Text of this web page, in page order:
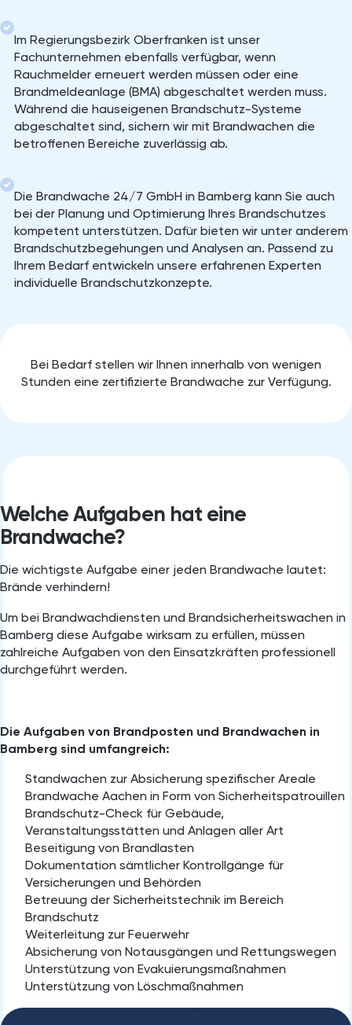
Im Regierungsbezirk Oberfranken ist unser
Fachunternehmen ebenfalls verfügbar, wenn
Rauchmelder erneuert werden müssen oder eine
Brandmeldeanlage (BMA) abgeschaltet werden muss.
Während die hauseigenen Brandschutz-Systeme
abgeschaltet sind, sichern wir mit Brandwachen die
betroffenen Bereiche zuverlässig ab.
Die Brandwache 24/7 GmbH in Bamberg kann Sie auch
bei der Planung und Optimierung Ihres Brandschutzes
kompetent unterstützen. Dafür bieten wir unter anderem
Brandschutzbegehungen und Analysen an. Passend zu
Ihrem Bedarf entwickeln unsere erfahrenen Experten
individuelle Brandschutzkonzepte.
Bei Bedarf stellen wir Ihnen innerhalb von wenigen
Stunden eine zertifizierte Brandwache zur Verfügung.
Welche Aufgaben hat eine
Brandwache?
Die wichtigste Aufgabe einer jeden Brandwache lautet:
Brände verhindern!
Um bei Brandwachdiensten und Brandsicherheitswachen in
Bamberg diese Aufgabe wirksam zu erfüllen, müssen
zahlreiche Aufgaben von den Einsatzkräften professionell
durchgeführt werden.
Die Aufgaben von Brandposten und Brandwachen in
Bamberg sind umfangreich:
Standwachen zur Absicherung spezifischer Areale
Brandwache Aachen in Form von Sicherheitspatrouillen
Brandschutz-Check für Gebäude,
Veranstaltungsstätten und Anlagen aller Art
Beseitigung von Brandlasten
Dokumentation sämtlicher Kontrollgänge für
Versicherungen und Behörden
Betreuung der Sicherheitstechnik im Bereich
Brandschutz
Weiterleitung zur Feuerwehr
Absicherung von Notausgängen und Rettungswegen
Unterstützung von Evakuierungsmaßnahmen
Unterstützung von Löschmaßnahmen